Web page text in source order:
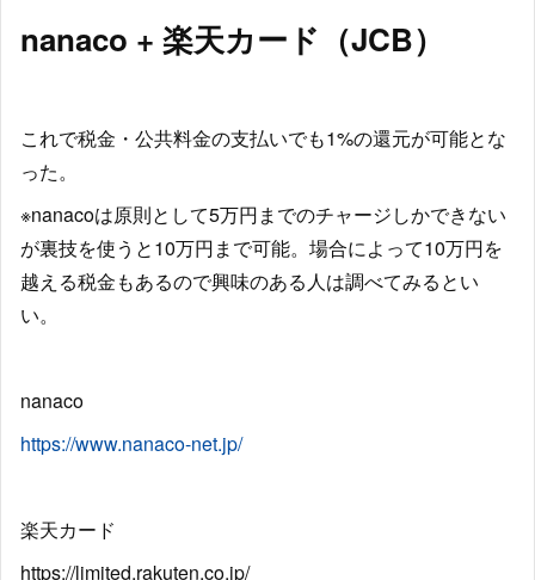
nanaco + 楽天カード（JCB）
これで税金・公共料金の支払いでも1%の還元が可能とな
った。
※nanacoは原則として5万円までのチャージしかできない
が裏技を使うと10万円まで可能。場合によって10万円を
越える税金もあるので興味のある人は調べてみるとい
い。
nanaco
https://www.nanaco-net.jp/
楽天カード
https://limited.rakuten.co.jp/